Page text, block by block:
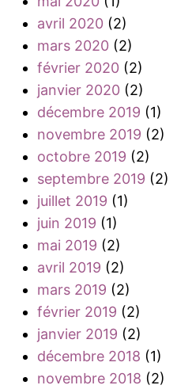
avril 2020 (2)
mars 2020 (2)
février 2020 (2)
janvier 2020 (2)
décembre 2019 (1)
novembre 2019 (2)
octobre 2019 (2)
septembre 2019 (2)
juillet 2019 (1)
juin 2019 (1)
mai 2019 (2)
avril 2019 (2)
mars 2019 (2)
février 2019 (2)
janvier 2019 (2)
décembre 2018 (1)
novembre 2018 (2)